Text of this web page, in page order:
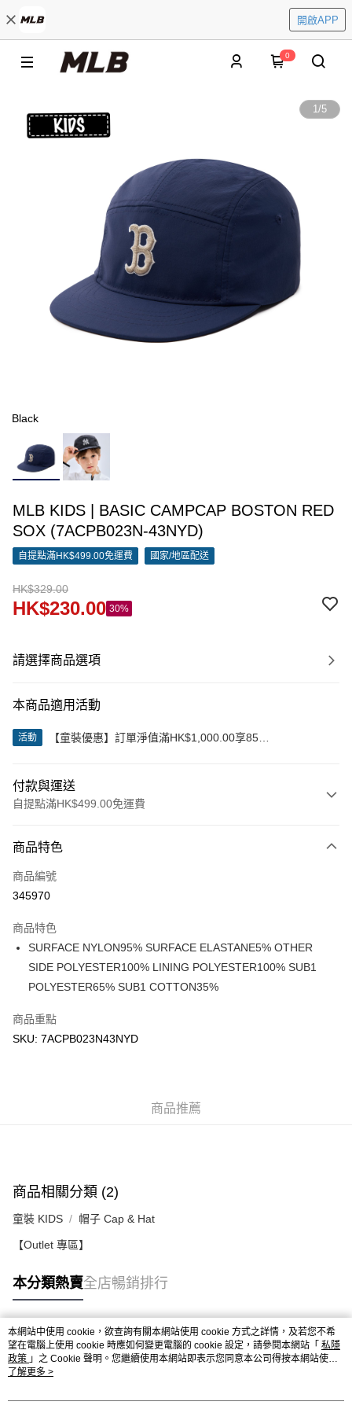
開啟APP
0
1/5
Black
MLB KIDS | BASIC CAMPCAP BOSTON RED
SOX (7ACPB023N-43NYD)
自提點滿HK$499.00免運費 國家/地區配送
HK$329.00
HK$230.00 30%
請選擇商品選項
本商品適用活動
活動
【童裝優惠】訂單淨值滿HK$1,000.00享85
付款與運送
自提點滿HK$499.00免運費
信用卡
Apple Pay
AlipayHK
WeChat Pay
送貨方式
付款後順豐站及營業點
每筆HK$50.00，滿HK$499.00或以上免運費
配送至澳門
商品特色
商品編號
345970
商品特色
SURFACE NYLON95% SURFACE ELASTANE5% OTHER
SIDE POLYESTER100% LINING POLYESTER100% SUB1
POLYESTER65% SUB1 COTTON35%
商品重點
SKU: 7ACPB023N43NYD
商品推薦
商品相關分類 (2)
童裝 KIDS 帽子 Cap & Hat
【Outlet 專區】
本分類熱賣全店暢銷排行
熱門標籤
熱銷排行
本網站中使用 cookie，欲查詢有關本網站使用 cookie 方式之詳情，及若您不希
望在電腦上使用 cookie 時應如何變更電腦的 cookie 設定，請參閱本網站「 私隱
政策 」之 Cookie 聲明。您繼續使用本網站即表示您同意本公司得按本網站使用
條款之 Cookie 聲明使用 cookie。
了解更多 >